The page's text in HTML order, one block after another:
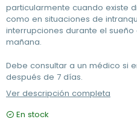
particularmente cuando existe
como en situaciones de
interrupciones durante el
mañana.
Debe consultar a un médico si
después de 7 días.
Ver descripción completa
En stock